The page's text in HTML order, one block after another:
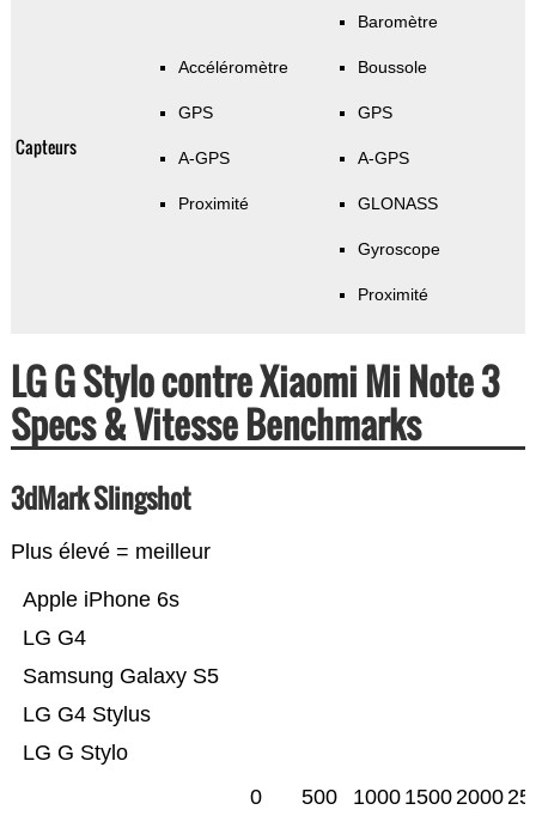
Capteurs
Accéléromètre
GPS
A-GPS
Proximité
Baromètre
Boussole
GPS
A-GPS
GLONASS
Gyroscope
Proximité
LG G Stylo contre Xiaomi Mi Note 3
Specs & Vitesse Benchmarks
3dMark Slingshot
Plus élevé = meilleur
LG G Stylo
LG G4 Stylus
Samsung Galaxy S5
LG G4
Apple iPhone 6s
0 500 1000 15002000